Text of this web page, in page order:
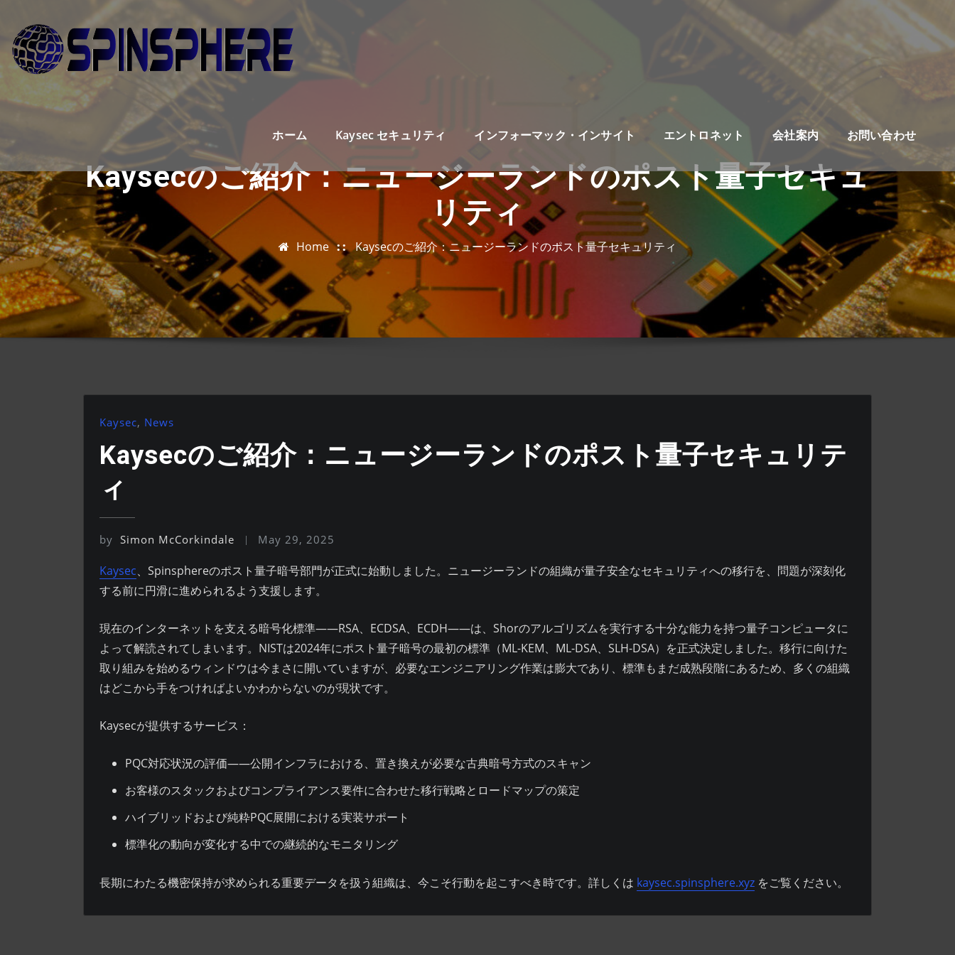
content
ホーム Kaysec セキュリティ インフォーマック・インサイト エントロネット 会社案内 お問い合わせ
Kaysecのご紹介：ニュージーランドのポスト量子セキュ
リティ
Home Kaysecのご紹介：ニュージーランドのポスト量子セキュリティ
Kaysec, News
Kaysecのご紹介：ニュージーランドのポスト量子セキュリテ
ィ
by Simon McCorkindale May 29, 2025
Kaysec、Spinsphereのポスト量子暗号部門が正式に始動しました。ニュージーランドの組織が量子安全なセキュリティへの移行を、問題が深刻化
する前に円滑に進められるよう支援します。
現在のインターネットを支える暗号化標準——RSA、ECDSA、ECDH——は、Shorのアルゴリズムを実行する十分な能力を持つ量子コンピュータに
よって解読されてしまいます。NISTは2024年にポスト量子暗号の最初の標準（ML-KEM、ML-DSA、SLH-DSA）を正式決定しました。移行に向けた
取り組みを始めるウィンドウは今まさに開いていますが、必要なエンジニアリング作業は膨大であり、標準もまだ成熟段階にあるため、多くの組織
はどこから手をつければよいかわからないのが現状です。
Kaysecが提供するサービス：
PQC対応状況の評価——公開インフラにおける、置き換えが必要な古典暗号方式のスキャン
お客様のスタックおよびコンプライアンス要件に合わせた移行戦略とロードマップの策定
ハイブリッドおよび純粋PQC展開における実装サポート
標準化の動向が変化する中での継続的なモニタリング
長期にわたる機密保持が求められる重要データを扱う組織は、今こそ行動を起こすべき時です。詳しくは kaysec.spinsphere.xyz をご覧ください。